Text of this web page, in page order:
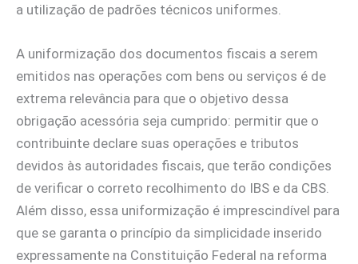
a utilização de padrões técnicos uniformes.
A uniformização dos documentos fiscais a serem
emitidos nas operações com bens ou serviços é de
extrema relevância para que o objetivo dessa
obrigação acessória seja cumprido: permitir que o
contribuinte declare suas operações e tributos
devidos às autoridades fiscais, que terão condições
de verificar o correto recolhimento do IBS e da CBS.
Além disso, essa uniformização é imprescindível para
que se garanta o princípio da simplicidade inserido
expressamente na Constituição Federal na reforma